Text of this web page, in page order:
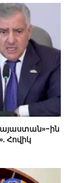
ին
Հովիկ